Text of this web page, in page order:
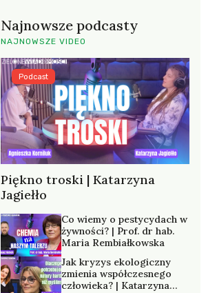
Najnowsze podcasty
NAJNOWSZE VIDEO
Piękno troski | Katarzyna
Jagiełło
Podcast
Co wiemy o pestycydach w
żywności? | Prof. dr hab.
Maria Rembiałkowska
Jak kryzys ekologiczny
zmienia współczesnego
człowieka? | Katarzyna